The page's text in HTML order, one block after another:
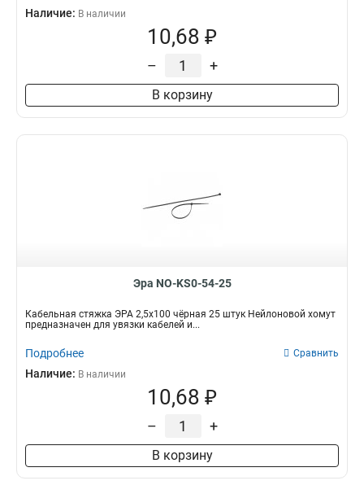
Наличие: В наличии
10,68 ₽
– +
В корзину
Эра NO-KS0-54-25
Кабельная стяжка ЭРА 2,5х100 чёрная 25 штук Нейлоновой хомут
предназначен для увязки кабелей и...
Подробнее Сравнить
Наличие: В наличии
10,68 ₽
– +
В корзину